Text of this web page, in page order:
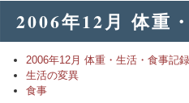
2006年12月 体重
2006年12月 体重・生活・食事記録
生活の変異
食事